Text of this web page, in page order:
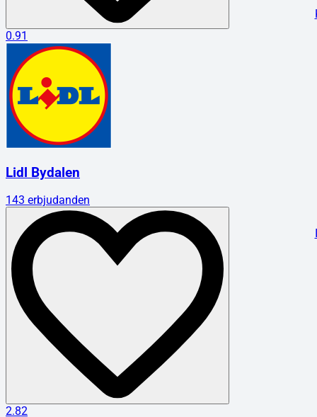
0.91
Lidl Bydalen
143 erbjudanden
2.82